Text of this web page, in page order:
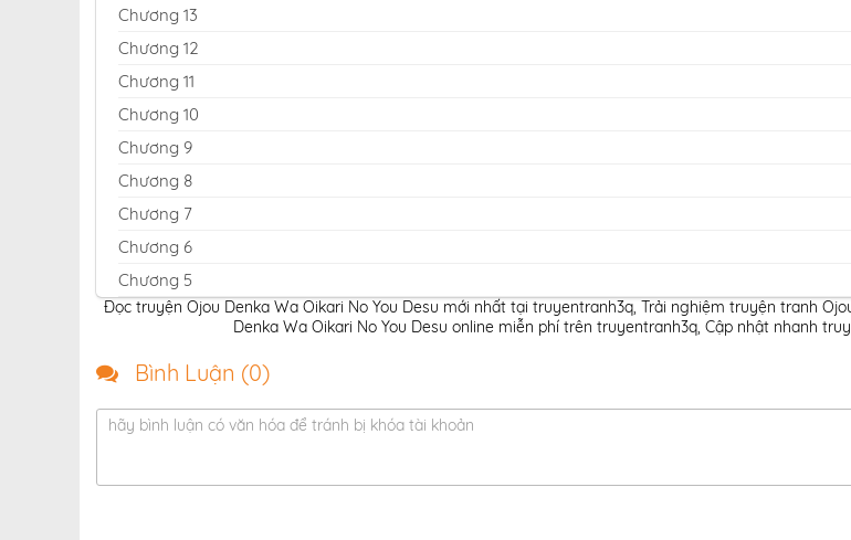
Chương 13
Chương 12
Chương 11
Chương 10
Chương 9
Chương 8
Chương 7
Chương 6
Chương 5
Chương 4
Chương 2
Chương 1
Đọc truyện Ojou Denka Wa Oikari No You Desu mới nhất tại truyentranh3q, Trải nghiệm truyện tranh
Denka Wa Oikari No You Desu online miễn phí trên truyentranh3q, Cập nhật nhanh
Bình Luận (0)
hãy bình luận có văn hóa để tránh bị khóa tài khoản